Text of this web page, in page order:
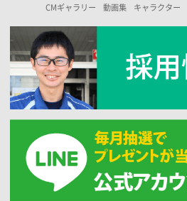
CMギャラリー 動画集 キャラクター